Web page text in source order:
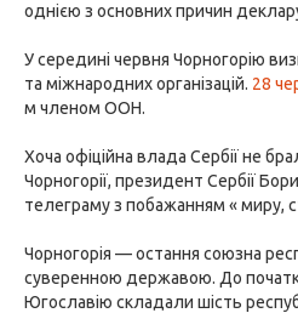
однією з основних причин
У середині червня Чорногорію
та міжнародних організацій. 28
м членом ООН.
Хоча офіційна влада Сербії не
Чорногорії, президент Сербії
телеграму з побажанням « миру,
Чорногорія — остання союзна
суверенною державою. До
Югославію складали шість